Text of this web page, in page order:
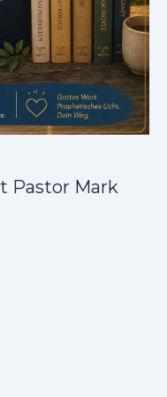
Pastor Mark